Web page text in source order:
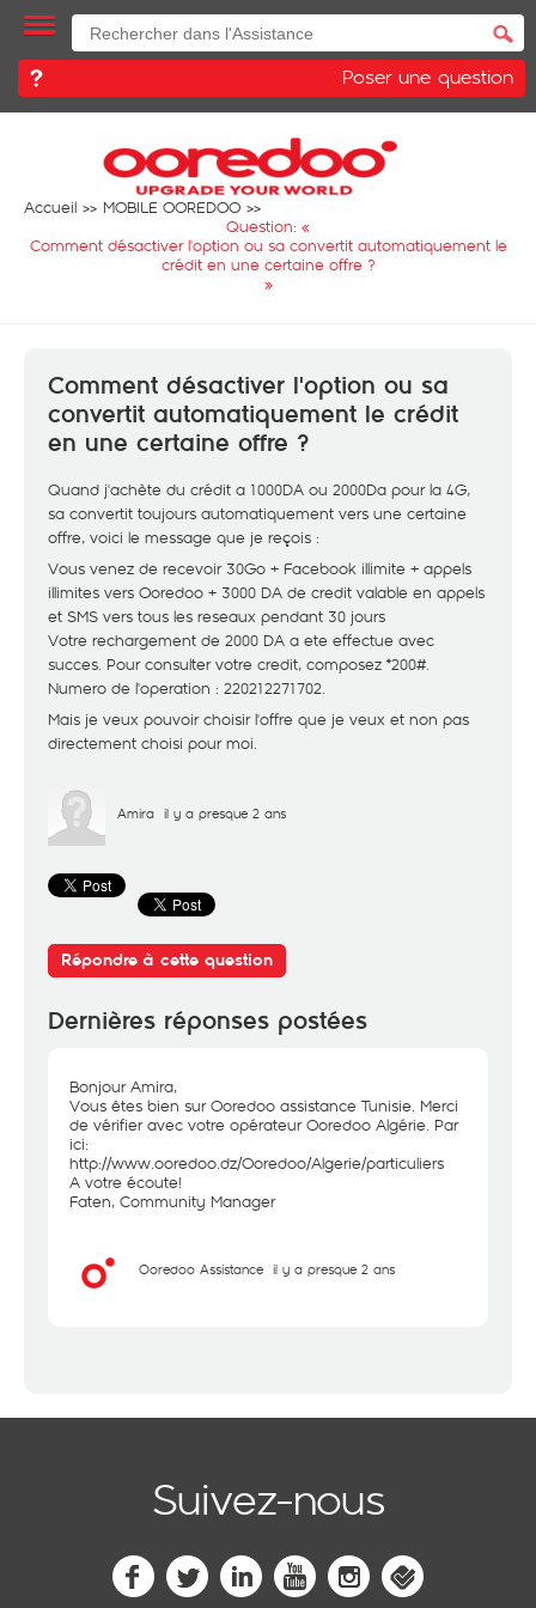
Poser une question
Accueil
MOBILE OOREDOO
Question: «
Comment désactiver l'option ou sa convertit automatiquement le
crédit en une certaine offre ?
»
Comment désactiver l'option ou sa
convertit automatiquement le crédit
en une certaine offre ?
Quand j'achète du crédit a 1000DA ou 2000Da pour la 4G,
sa convertit toujours automatiquement vers une certaine
offre, voici le message que je reçois :
Vous venez de recevoir 30Go + Facebook illimite + appels
illimites vers Ooredoo + 3000 DA de credit valable en appels
et SMS vers tous les reseaux pendant 30 jours
Votre rechargement de 2000 DA a ete effectue avec
succes. Pour consulter votre credit, composez *200#.
Numero de l'operation : 220212271702.
Mais je veux pouvoir choisir l'offre que je veux et non pas
directement choisi pour moi.
Amira il y a presque 2 ans
Répondre à cette question
Dernières réponses postées
Bonjour Amira,
Vous êtes bien sur Ooredoo assistance Tunisie. Merci
de vérifier avec votre opérateur Ooredoo Algérie. Par
ici:
http://www.ooredoo.dz/Ooredoo/Algerie/particuliers
A votre écoute!
Faten, Community Manager
Ooredoo Assistance il y a presque 2 ans
Suivez-nous